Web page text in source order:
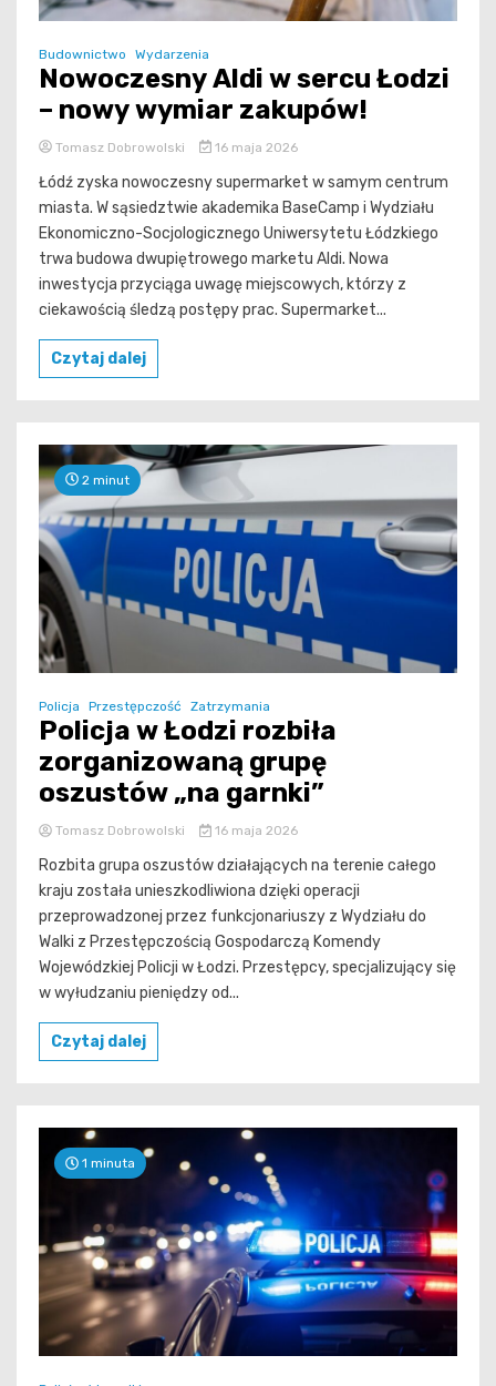
Budownictwo Wydarzenia
Nowoczesny Aldi w sercu Łodzi
– nowy wymiar zakupów!
Tomasz Dobrowolski 16 maja 2026
Łódź zyska nowoczesny supermarket w samym centrum
miasta. W sąsiedztwie akademika BaseCamp i Wydziału
Ekonomiczno-Socjologicznego Uniwersytetu Łódzkiego
trwa budowa dwupiętrowego marketu Aldi. Nowa
inwestycja przyciąga uwagę miejscowych, którzy z
ciekawością śledzą postępy prac. Supermarket...
Czytaj dalej
2 minut
Policja Przestępczość Zatrzymania
Policja w Łodzi rozbiła
zorganizowaną grupę
oszustów „na garnki”
Tomasz Dobrowolski 16 maja 2026
Rozbita grupa oszustów działających na terenie całego
kraju została unieszkodliwiona dzięki operacji
przeprowadzonej przez funkcjonariuszy z Wydziału do
Walki z Przestępczością Gospodarczą Komendy
Wojewódzkiej Policji w Łodzi. Przestępcy, specjalizujący się
w wyłudzaniu pieniędzy od...
Czytaj dalej
1 minuta